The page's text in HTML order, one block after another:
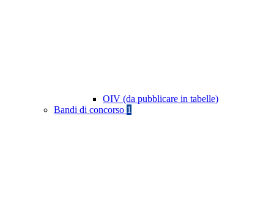
OIV (da pubblicare in tabelle)
Bandi di concorso 1